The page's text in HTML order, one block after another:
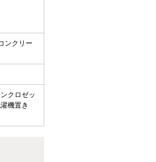
ンクリー
クロゼッ
機置き